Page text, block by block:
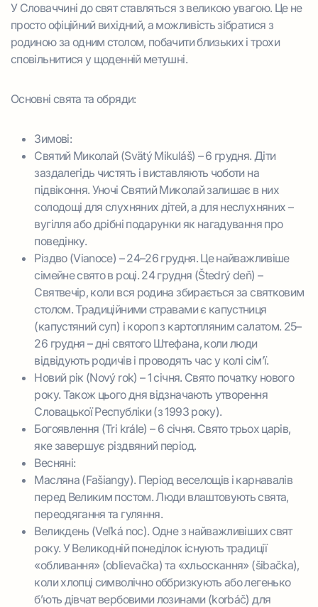
У Словаччині до свят ставляться з великою увагою. Це не
просто офіційний вихідний, а можливість зібратися з
родиною за одним столом, побачити близьких і трохи
сповільнитися у щоденній метушні.
Основні свята та обряди:
Зимові:
Святий Миколай (Svätý Mikuláš) – 6 грудня. Діти
заздалегідь чистять і виставляють чоботи на
підвіконня. Уночі Святий Миколай залишає в них
солодощі для слухняних дітей, а для неслухняних –
вугілля або дрібні подарунки як нагадування про
поведінку.
Різдво (Vianoce) – 24–26 грудня. Це найважливіше
сімейне свято в році. 24 грудня (Štedrý deň) –
Святвечір, коли вся родина збирається за святковим
столом. Традиційними стравами є капустниця
(капустяний суп) і короп з картопляним салатом. 25–
26 грудня – дні святого Штефана, коли люди
відвідують родичів і проводять час у колі сім’ї.
Новий рік (Nový rok) – 1 січня. Свято початку нового
року. Також цього дня відзначають утворення
Словацької Республіки (з 1993 року).
Богоявлення (Tri krále) – 6 січня. Свято трьох царів,
яке завершує різдвяний період.
Весняні:
Масляна (Fašiangy). Період веселощів і карнавалів
перед Великим постом. Люди влаштовують свята,
переодягання та гуляння.
Великдень (Veľká noc). Одне з найважливіших свят
року. У Великодній понеділок існують традиції
«обливання» (oblievačka) та «хльоскання» (šibačka),
коли хлопці символічно оббризкують або легенько
б’ють дівчат вербовими лозинами (korbáč) для